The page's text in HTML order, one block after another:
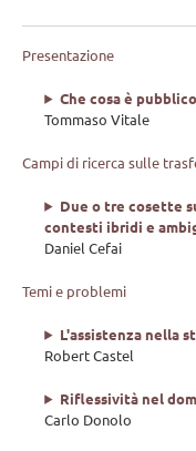
Presentazione
Che cosa è
Tommaso Vitale
Campi di ricerca sulle
Due o tre cosette
contesti ibridi e
Daniel Cefai
Temi e problemi
L'assistenza nella
Robert Castel
Riflessività nel
Carlo Donolo